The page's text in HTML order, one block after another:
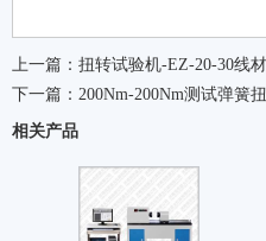
上一篇： 扭转试验机-EZ-20-30线
下一篇： 200Nm-200Nm测试弹簧
相关产品